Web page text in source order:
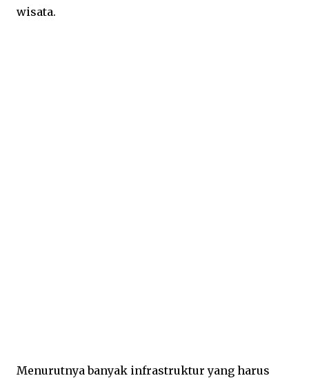
wisata.
Menurutnya banyak infrastruktur yang harus